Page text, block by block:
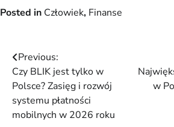
Posted in Człowiek, Finanse
Nawigacja
wpisu
Previous:
Czy BLIK jest tylko w
Polsce? Zasięg i rozwój
systemu płatności
mobilnych w 2026 roku
w